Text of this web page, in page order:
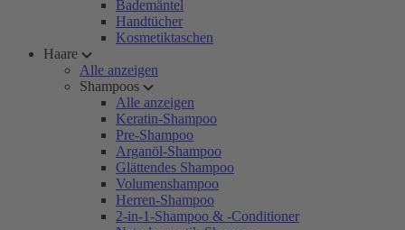
Bademäntel
Handtücher
Kosmetiktaschen
Haare
Alle anzeigen
Shampoos
Alle anzeigen
Keratin-Shampoo
Pre-Shampoo
Arganöl-Shampoo
Glättendes Shampoo
Volumenshampoo
Herren-Shampoo
2-in-1-Shampoo & -Conditioner